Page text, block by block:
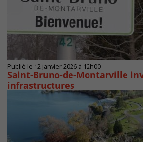
Publié le 12 janvier 2026 à 12h00
Saint-Bruno-de-Montarville
infrastructures